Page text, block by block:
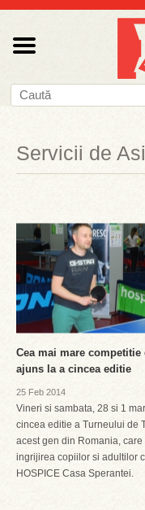
Servicii de
Cea mai mare
ajuns la a cincea editie
25 Feb 2014
Vineri si sambata, 28 si 1
cincea editie a Turneului de
acest gen din Romania,
ingrijirea copiilor si adultilor
HOSPICE Casa Sperantei.